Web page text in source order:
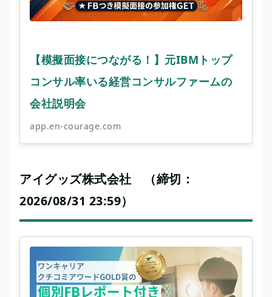
【模擬面接につながる！】元IBMトップ
コンサル率いる経営コンサルファームの
会社説明会
app.en-courage.com
アイグッズ株式会社 （締切：
2026/08/31 23:59）